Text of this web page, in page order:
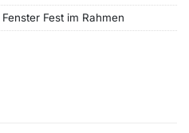
Fest im Rahmen